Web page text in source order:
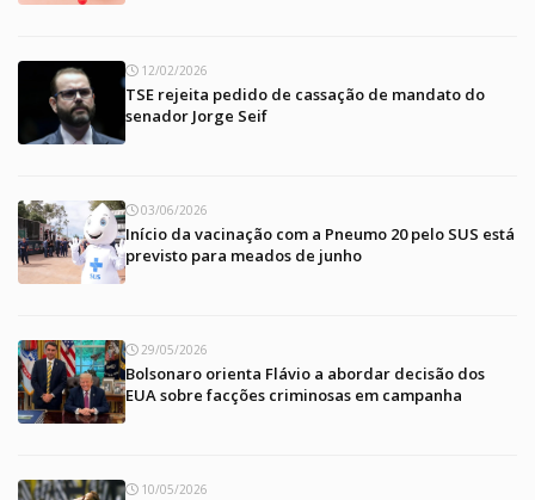
12/02/2026
TSE rejeita pedido de cassação de mandato do
senador Jorge Seif
03/06/2026
Início da vacinação com a Pneumo 20 pelo SUS está
previsto para meados de junho
29/05/2026
Bolsonaro orienta Flávio a abordar decisão dos
EUA sobre facções criminosas em campanha
10/05/2026